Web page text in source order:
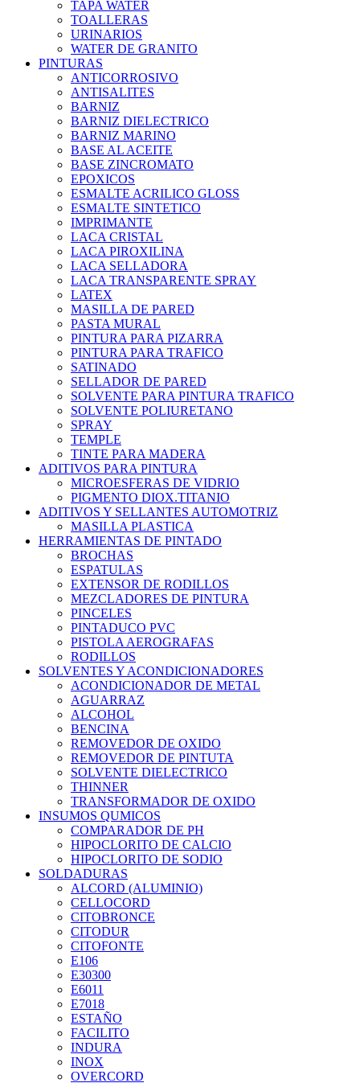
TAPA WATER
TOALLERAS
URINARIOS
WATER DE GRANITO
PINTURAS
ANTICORROSIVO
ANTISALITES
BARNIZ
BARNIZ DIELECTRICO
BARNIZ MARINO
BASE AL ACEITE
BASE ZINCROMATO
EPOXICOS
ESMALTE ACRILICO GLOSS
ESMALTE SINTETICO
IMPRIMANTE
LACA CRISTAL
LACA PIROXILINA
LACA SELLADORA
LACA TRANSPARENTE SPRAY
LATEX
MASILLA DE PARED
PASTA MURAL
PINTURA PARA PIZARRA
PINTURA PARA TRAFICO
SATINADO
SELLADOR DE PARED
SOLVENTE PARA PINTURA TRAFICO
SOLVENTE POLIURETANO
SPRAY
TEMPLE
TINTE PARA MADERA
ADITIVOS PARA PINTURA
MICROESFERAS DE VIDRIO
PIGMENTO DIOX.TITANIO
ADITIVOS Y SELLANTES AUTOMOTRIZ
MASILLA PLASTICA
HERRAMIENTAS DE PINTADO
BROCHAS
ESPATULAS
EXTENSOR DE RODILLOS
MEZCLADORES DE PINTURA
PINCELES
PINTADUCO PVC
PISTOLA AEROGRAFAS
RODILLOS
SOLVENTES Y ACONDICIONADORES
ACONDICIONADOR DE METAL
AGUARRAZ
ALCOHOL
BENCINA
REMOVEDOR DE OXIDO
REMOVEDOR DE PINTUTA
SOLVENTE DIELECTRICO
THINNER
TRANSFORMADOR DE OXIDO
INSUMOS QUMICOS
COMPARADOR DE PH
HIPOCLORITO DE CALCIO
HIPOCLORITO DE SODIO
SOLDADURAS
ALCORD (ALUMINIO)
CELLOCORD
CITOBRONCE
CITODUR
CITOFONTE
E106
E30300
E6011
E7018
ESTAÑO
FACILITO
INDURA
INOX
OVERCORD